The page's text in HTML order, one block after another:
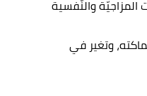
المزاجيّة والنّفسية
وتغير في